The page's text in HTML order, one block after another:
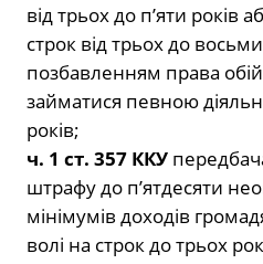
від трьох до п’яти років
строк від трьох до
позбавленням права
займатися певною
років;
ч. 1 ст. 357 ККУ
штрафу до п’ятдесяти
мінімумів доходів
волі на строк до трьох